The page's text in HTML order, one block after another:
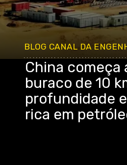
BLOG CANAL DA
China começa
buraco de 10
profundidade
rica em